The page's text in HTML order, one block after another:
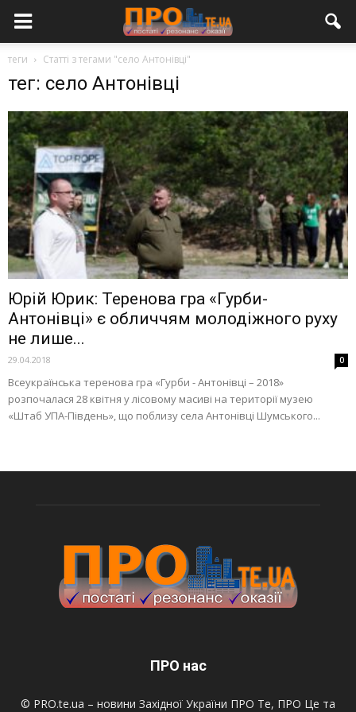
теги Статті з тегами "село Антонівці"
тег: село Антонівці
Юрій Юрик: Теренова гра «Гурби-
Антонівці» є обличчям молодіжного руху
не лише...
29.04.2018 0
Всеукраїнська теренова гра «Гурби - Антонівці – 2018»
розпочалася 28 квітня у лісовому масиві на території музею
«Штаб УПА-Південь», що поблизу села Антонівці Шумського...
ПРО нас
© PRO.te.ua – новини Західної України ПРО Те, ПРО Це та